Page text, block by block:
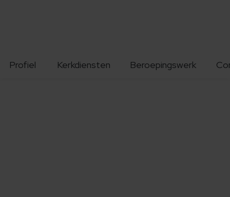
Profiel Kerkdiensten Beroepingswerk